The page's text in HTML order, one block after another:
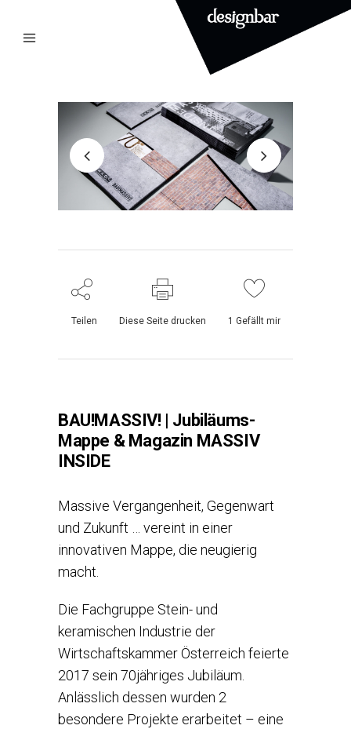
Teilen Diese Seite drucken 1 Gefällt mir
BAU!MASSIV! | Jubiläums-
Mappe & Magazin MASSIV
INSIDE
Massive Vergangenheit, Gegenwart
und Zukunft … vereint in einer
innovativen Mappe, die neugierig
macht.
Die Fachgruppe Stein- und
keramischen Industrie der
Wirtschaftskammer Österreich feierte
2017 sein 70jähriges Jubiläum.
Anlässlich dessen wurden 2
besondere Projekte erarbeitet – eine